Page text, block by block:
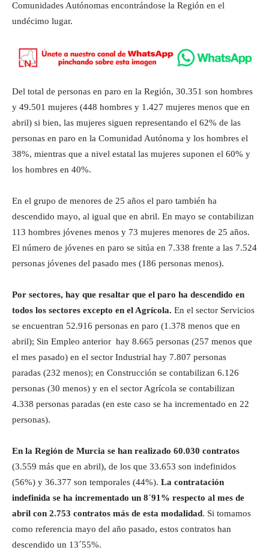
Comunidades Autónomas encontrándose la Región en el
undécimo lugar.
Del total de personas en paro en la Región, 30.351 son hombres
y 49.501 mujeres (448 hombres y 1.427 mujeres menos que en
abril) si bien, las mujeres siguen representando el 62% de las
personas en paro en la Comunidad Autónoma y los hombres el
38%, mientras que a nivel estatal las mujeres suponen el 60% y
los hombres en 40%.
En el grupo de menores de 25 años el paro también ha
descendido mayo, al igual que en abril. En mayo se contabilizan
113 hombres jóvenes menos y 73 mujeres menores de 25 años.
El número de jóvenes en paro se sitúa en 7.338 frente a las 7.524
personas jóvenes del pasado mes (186 personas menos).
Por sectores, hay que resaltar que el paro ha descendido en
todos los sectores excepto en el Agrícola. En el sector Servicios
se encuentran 52.916 personas en paro (1.378 menos que en
abril); Sin Empleo anterior hay 8.665 personas (257 menos que
el mes pasado) en el sector Industrial hay 7.807 personas
paradas (232 menos); en Construcción se contabilizan 6.126
personas (30 menos) y en el sector Agrícola se contabilizan
4.338 personas paradas (en este caso se ha incrementado en 22
personas).
En la Región de Murcia se han realizado 60.030 contratos
(3.559 más que en abril), de los que 33.653 son indefinidos
(56%) y 36.377 son temporales (44%). La contratación
indefinida se ha incrementado un 8´91% respecto al mes de
abril con 2.753 contratos más de esta modalidad. Si tomamos
como referencia mayo del año pasado, estos contratos han
descendido un 13´55%.